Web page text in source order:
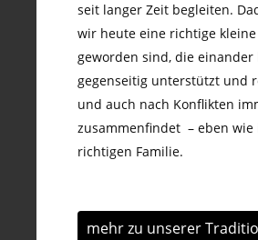
seit langer Zeit begleiten.
wir heute eine richtige
geworden sind, die einander
gegenseitig unterstützt und
und auch nach Konflikten
zusammenfindet – eben wie
richtigen Familie.
mehr zu unserer